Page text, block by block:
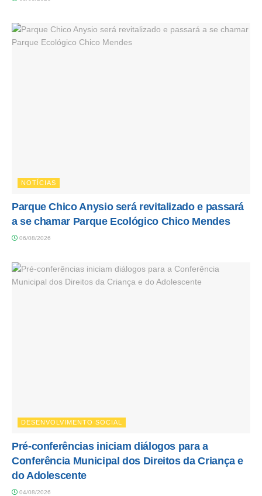
NOTÍCIAS
Parque Chico Anysio será revitalizado e passará
a se chamar Parque Ecológico Chico Mendes
06/08/2026
DESENVOLVIMENTO SOCIAL
Pré-conferências iniciam diálogos para a
Conferência Municipal dos Direitos da Criança e
do Adolescente
04/08/2026